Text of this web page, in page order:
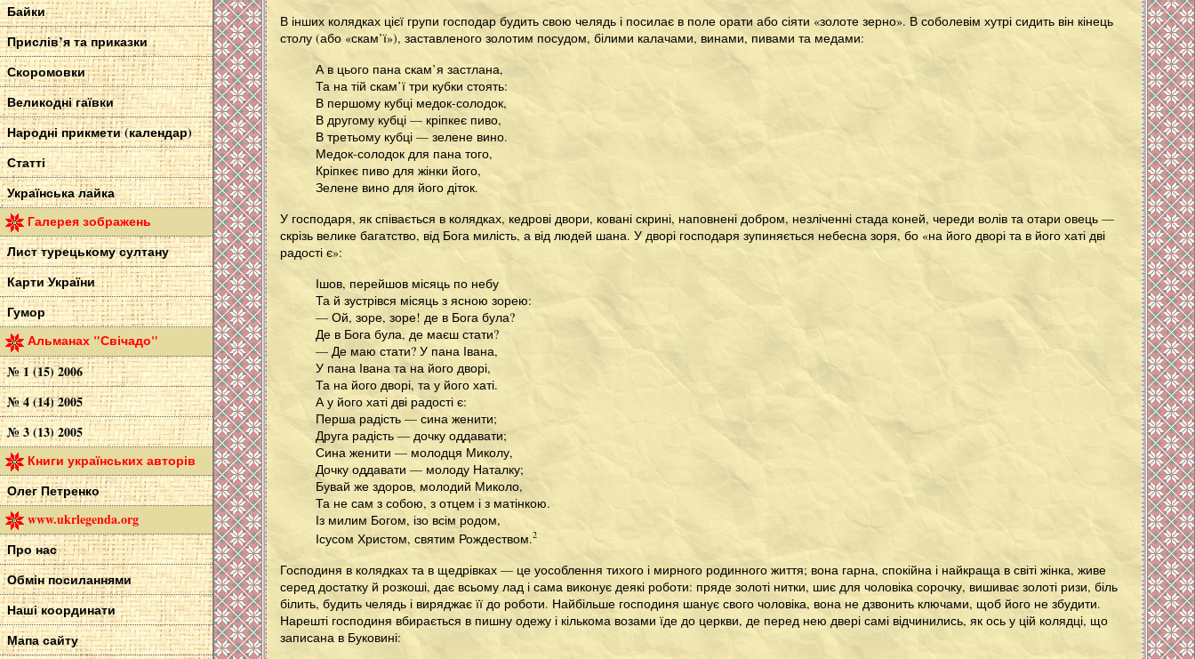
Байки
Прислів’я та приказки
Скоромовки
Великодні гаївки
Народні прикмети (календар)
Статті
Українська лайка
Галерея зображень
Лист турецькому султану
Карти України
Гумор
Альманах "Свічадо"
№ 1 (15) 2006
№ 4 (14) 2005
№ 3 (13) 2005
Книги українських авторів
Олег Петренко
www.ukrlegenda.org
Про нас
Обмін посиланнями
Наші координати
Мапа сайту
В інших колядках цієї групи господар будить свою челядь і посилає в поле орати або сіяти «золоте зерно». В соболевім хутрі сидить він кінець
столу (або «скам’ї»), заставленого золотим посудом, білими калачами, винами, пивами та медами:
А в цього пана скам’я застлана,
Та на тій скам’ї три кубки стоять:
В першому кубці медок-солодок,
В другому кубці — кріпкеє пиво,
В третьому кубці — зелене вино.
Медок-солодок для пана того,
Кріпкеє пиво для жінки його,
Зелене вино для його діток.
У господаря, як співається в колядках, кедрові двори, ковані скрині, наповнені добром, незліченні стада коней, череди волів та отари овець —
скрізь велике багатство, від Бога милість, а від людей шана. У дворі господаря зупиняється небесна зоря, бо «на його дворі та в його хаті дві
радості є»:
Ішов, перейшов місяць по небу
Та й зустрівся місяць з ясною зорею:
— Ой, зоре, зоре! де в Бога була?
Де в Бога була, де маєш стати?
— Де маю стати? У пана Івана,
У пана Івана та на його дворі,
Та на його дворі, та у його хаті.
А у його хаті дві радості є:
Перша радість — сина женити;
Друга радість — дочку оддавати;
Сина женити — молодця Миколу,
Дочку оддавати — молоду Наталку;
Бувай же здоров, молодий Миколо,
Та не сам з собою, з отцем і з матінкою.
Із милим Богом, ізо всім родом,
Ісусом Христом, святим Рождеством.2
Господиня в колядках та в щедрівках — це уособлення тихого і мирного родинного життя; вона гарна, спокійна і найкраща в світі жінка, живе
серед достатку й розкоші, дає всьому лад і сама виконує деякі роботи: пряде золоті нитки, шиє для чоловіка сорочку, вишиває золоті ризи, біль
білить, будить челядь і виряджає її до роботи. Найбільше господиня шанує свого чоловіка, вона не дзвонить ключами, щоб його не збудити.
Нарешті господиня вбирається в пишну одежу і кількома возами їде до церкви, де перед нею двері самі відчинились, як ось у цій колядці, що
записана в Буковині: